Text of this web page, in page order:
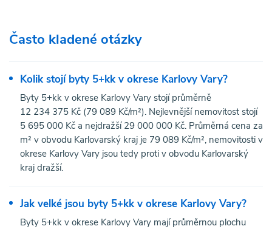
Často kladené otázky
Kolik stojí byty 5+kk v okrese Karlovy Vary?
Byty 5+kk v okrese Karlovy Vary stojí průměrně
12 234 375 Kč (79 089 Kč/m²). Nejlevnější nemovitost stojí
5 695 000 Kč a nejdražší 29 000 000 Kč. Průměrná cena za
m² v obvodu Karlovarský kraj je 79 089 Kč/m², nemovitosti v
okrese Karlovy Vary jsou tedy proti v obvodu Karlovarský
kraj dražší.
Jak velké jsou byty 5+kk v okrese Karlovy Vary?
Byty 5+kk v okrese Karlovy Vary mají průměrnou plochu